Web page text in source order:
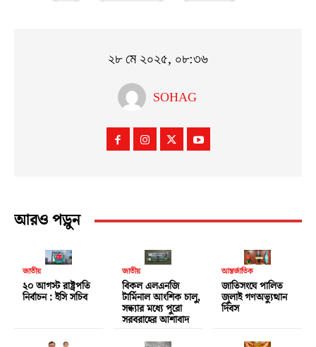
২৮ মে ২০২৫, ০৮:৩৬
SOHAG
আরও পড়ুন
জাতীয়
২০ আগস্ট রাষ্ট্রপতি
নির্বাচন : ইসি সচিব
জাতীয়
বিকল এলএনজি
টার্মিনাল আংশিক চালু,
সন্ধ্যার মধ্যে পুরো
সরবরাহের আশাবাদ
আন্তর্জাতিক
জাতিসংঘে পালিত
জুলাই গণঅভ্যুত্থান
দিবস